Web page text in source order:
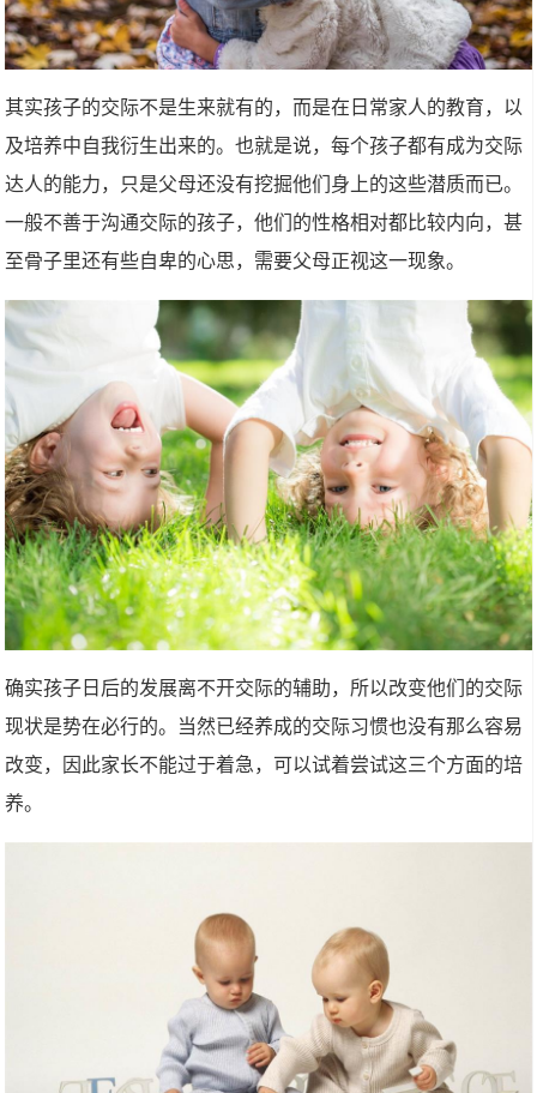
其实孩子的交际不是生来就有的，而是在日常家人的教育，以
及培养中自我衍生出来的。也就是说，每个孩子都有成为交际
达人的能力，只是父母还没有挖掘他们身上的这些潜质而已。
一般不善于沟通交际的孩子，他们的性格相对都比较内向，甚
至骨子里还有些自卑的心思，需要父母正视这一现象。
确实孩子日后的发展离不开交际的辅助，所以改变他们的交际
现状是势在必行的。当然已经养成的交际习惯也没有那么容易
改变，因此家长不能过于着急，可以试着尝试这三个方面的培
养。